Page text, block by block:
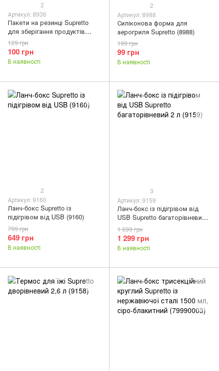
2
Артикул: 8936
Пакети на резинці Supretto
для зберігання продуктів
набір 95 шт. (8936)
100 грн
129 грн
В наявності
2
Артикул: 8988
Силіконова форма для
аерогриля Supretto (8988)
99 грн
199 грн
В наявності
2
Артикул: 9160
Ланч-бокс Supretto із
підігрівом від USB (9160)
649 грн
799 грн
В наявності
3
Артикул: 9159
Ланч-бокс із підігрівом від
USB Supretto багаторівневий 2
л (9159)
1 299 грн
1 699 грн
В наявності